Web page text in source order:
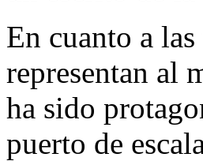
En cuanto a
representan al
ha sido
puerto de